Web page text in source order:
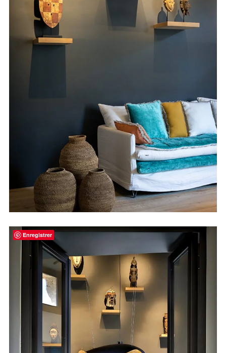
Enregistrer